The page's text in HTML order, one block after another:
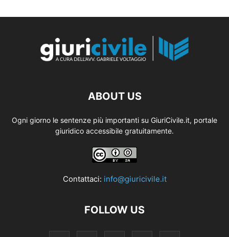
ABOUT US
Ogni giorno le sentenze più importanti su GiuriCivile.it, portale
giuridico accessibile gratuitamente.
Contattaci: info@giuricivile.it
FOLLOW US